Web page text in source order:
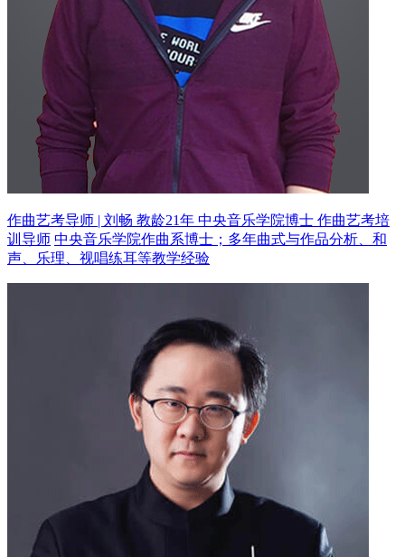
作曲艺考导师 | 刘畅 教龄21年 中央音乐学院博士 作曲艺考培
训导师 中央音乐学院作曲系博士；多年曲式与作品分析、和
声、乐理、视唱练耳等教学经验